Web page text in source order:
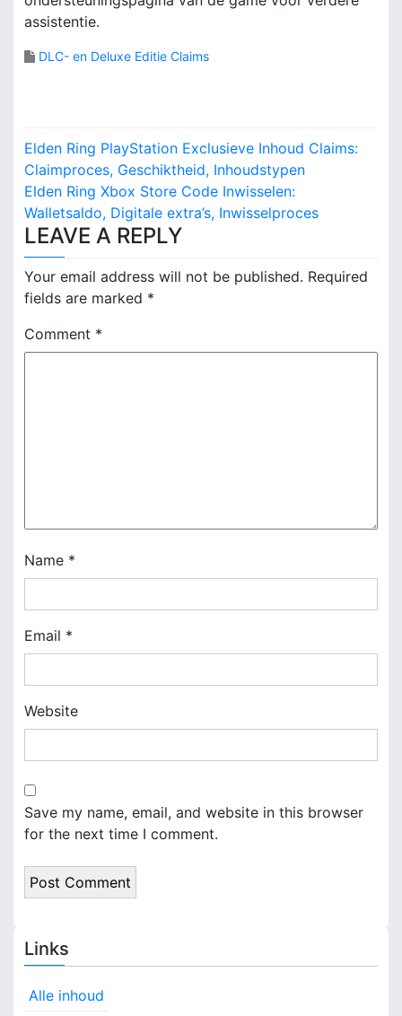
assistentie.
DLC- en Deluxe Editie Claims
P
o
s
t
n
a
v
o
n
Elden Ring PlayStation Exclusieve Inhoud Claims:
Claimproces, Geschiktheid, Inhoudstypen
Elden Ring Xbox Store Code Inwisselen:
Walletsaldo, Digitale extra’s, Inwisselproces
LEAVE A REPLY
Your email address will not be published. Required
fields are marked *
Comment *
Name *
Email *
Website
Save my name, email, and website in this browser
for the next time I comment.
Links
Alle inhoud